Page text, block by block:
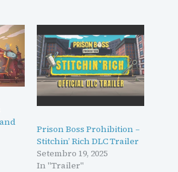
Prison Boss Prohibition –
Stitchin’ Rich DLC Trailer
Setembro 19, 2025
In "Trailer"